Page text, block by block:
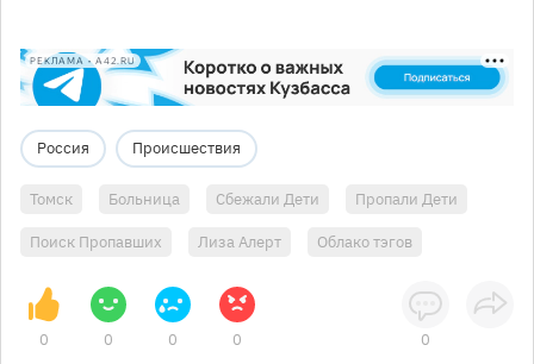
РЕКЛАМА • A42.RU
Россия Происшествия
Томск Больница Сбежали Дети Пропали Дети
Поиск Пропавших Лиза Алерт Облако тэгов
0 0 0 0 0